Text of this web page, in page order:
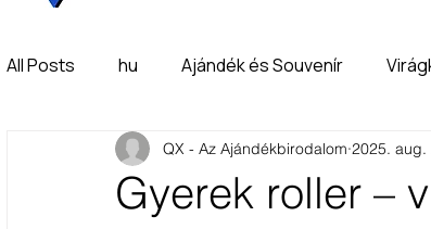
All Posts hu Ajándék és Souvenír
Papír és írószer Játék, baby és sport
Gyerek roller –
QX - Az Ajándékbirodalom 2025. aug.